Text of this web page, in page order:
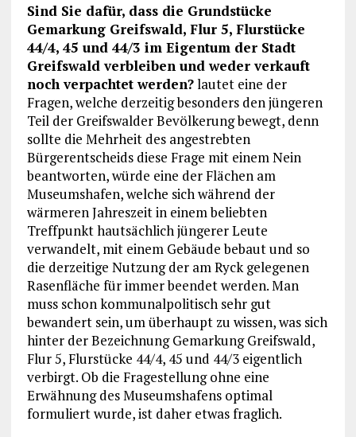
Sind Sie dafür, dass die Grundstücke
Gemarkung Greifswald, Flur 5, Flurstücke
44/4, 45 und 44/3 im Eigentum der Stadt
Greifswald verbleiben und weder verkauft
noch verpachtet werden?lautet eine der
Fragen, welche derzeitig besonders den jüngeren
Teil der Greifswalder Bevölkerung bewegt, denn
sollte die Mehrheit des angestrebten
Bürgerentscheids diese Frage mit einem Nein
beantworten, würde eine der Flächen am
Museumshafen, welche sich während der
wärmeren Jahreszeit in einem beliebten
Treffpunkt hautsächlich jüngerer Leute
verwandelt, mit einem Gebäude bebaut und so
die derzeitige Nutzung der am Ryck gelegenen
Rasenfläche für immer beendet werden. Man
muss schon kommunalpolitisch sehr gut
bewandert sein, um überhaupt zu wissen, was sich
hinter der Bezeichnung Gemarkung Greifswald,
Flur 5, Flurstücke 44/4, 45 und 44/3 eigentlich
verbirgt. Ob die Fragestellung ohne eine
Erwähnung des Museumshafens optimal
formuliert wurde, ist daher etwas fraglich.